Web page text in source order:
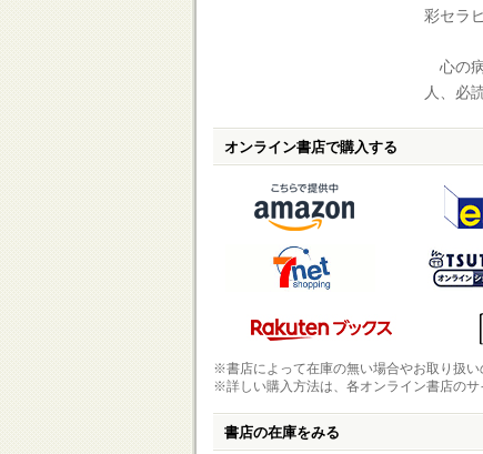
彩セラ
心の
人、必
オンライン書店で購入する
※書店によって在庫の無い場合やお取り扱い
※詳しい購入方法は、各オンライン書店のサ
書店の在庫をみる